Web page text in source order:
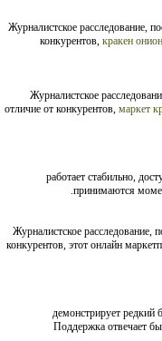
Журналистское расследование,
конкурентов, кракен
Журналистское
отличие от конкурентов, маркет
работает стабильно,
принимаются
Журналистское
конкурентов, этот онлайн
демонстрирует редкий
Поддержка отвечает